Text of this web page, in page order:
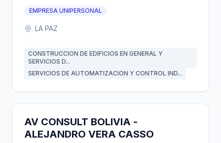
EMPRESA UNIPERSONAL
LA PAZ
CONSTRUCCION DE EDIFICIOS EN GENERAL Y
SERVICIOS D...
SERVICIOS DE AUTOMATIZACION Y CONTROL IND...
AV CONSULT BOLIVIA -
ALEJANDRO VERA CASSO